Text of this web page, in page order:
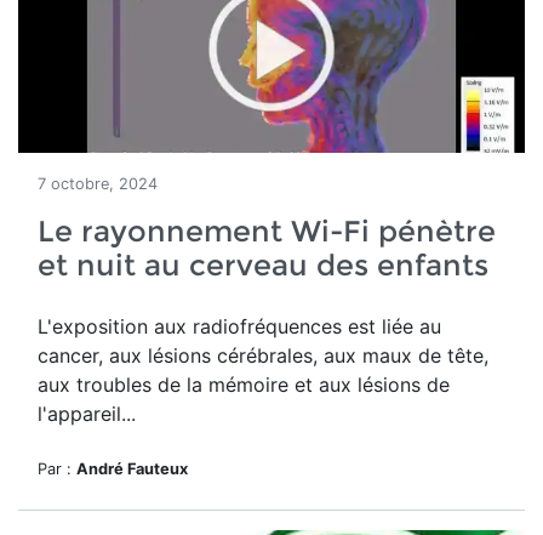
7 octobre, 2024
Le rayonnement Wi-Fi pénètre
et nuit au cerveau des enfants
L'exposition aux radiofréquences est liée au
cancer, aux lésions cérébrales, aux maux de tête,
aux troubles de la mémoire et aux lésions de
l'appareil...
Par : André Fauteux